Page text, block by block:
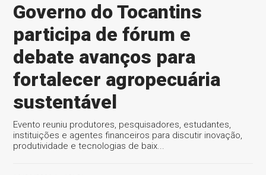
Governo do Tocantins
participa de fórum e
debate avanços para
fortalecer agropecuária
sustentável
Evento reuniu produtores, pesquisadores, estudantes,
instituições e agentes financeiros para discutir inovação,
produtividade e tecnologias de baix...